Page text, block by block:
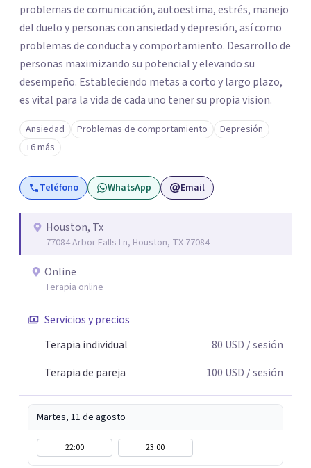
problemas de comunicación, autoestima, estrés, manejo
del duelo y personas con ansiedad y depresión, así como
problemas de conducta y comportamiento. Desarrollo de
personas maximizando su potencial y elevando su
desempeño. Estableciendo metas a corto y largo plazo,
es vital para la vida de cada uno tener su propia vision.
Ansiedad Problemas de comportamiento
Depresión
+6 más
Teléfono WhatsApp Email
Houston, Tx
77084 Arbor Falls Ln, Houston, TX 77084
Online
Terapia online
Servicios y precios
Terapia individual
80 USD / sesión
Terapia de pareja
100 USD / sesión
Martes, 11 de agosto
22:00 23:00